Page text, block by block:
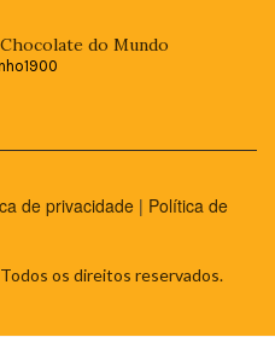
do Mundo
de privacidade | Política de
os direitos reservados.